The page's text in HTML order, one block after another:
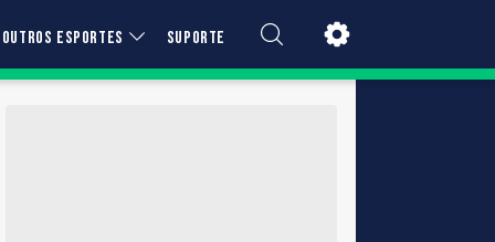
OUTROS ESPORTES SUPORTE